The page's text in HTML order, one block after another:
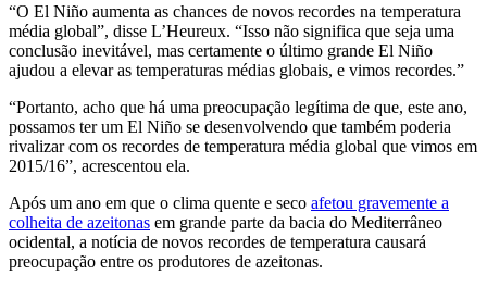
“O El Niño aumenta as chances de novos recordes na temperatura
média global”, disse L’Heureux. “Isso não significa que seja uma
conclusão inevitável, mas certamente o último grande El Niño
ajudou a elevar as temperaturas médias globais, e vimos recordes.”
“Portanto, acho que há uma preocupação legítima de que, este ano,
possamos ter um El Niño se desenvolvendo que também poderia
rivalizar com os recordes de temperatura média global que vimos em
2015/16”, acrescentou ela.
Após um ano em que o clima quente e seco afetou gravemente a
colheita de azeitonas em grande parte da bacia do Mediterrâneo
ocidental, a notícia de novos recordes de temperatura causará
preocupação entre os produtores de azeitonas.